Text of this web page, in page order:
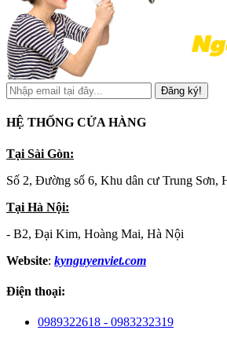
Đăng ký!
HỆ THỐNG CỬA HÀNG
Tại Sài Gòn:
Số 2, Đường số 6, Khu dân cư Trung Sơn,
Tại Hà Nội:
- B2, Đại Kim, Hoàng Mai, Hà Nội
Website: kynguyenviet.com
Điện thoại:
0989322618 - 0983232319